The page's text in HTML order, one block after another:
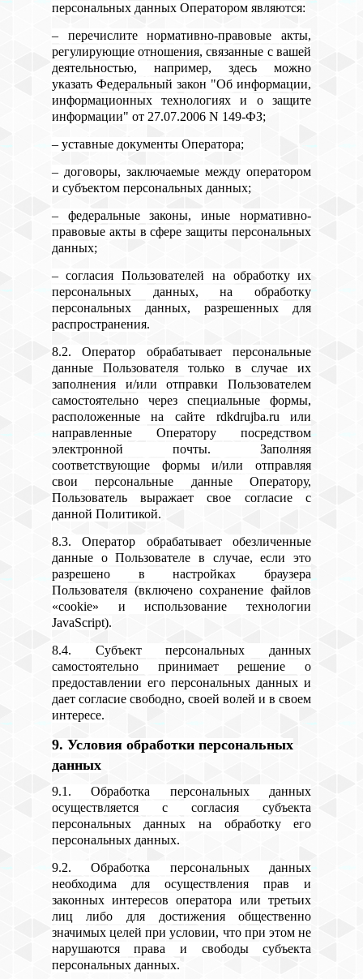
персональных данных Оператором являются:
– перечислите нормативно-правовые акты,
регулирующие отношения, связанные с вашей
деятельностью, например, здесь можно
указать Федеральный закон "Об информации,
информационных технологиях и о защите
информации" от 27.07.2006 N 149-ФЗ;
– уставные документы Оператора;
– договоры, заключаемые между оператором
и субъектом персональных данных;
– федеральные законы, иные нормативно-
правовые акты в сфере защиты персональных
данных;
– согласия Пользователей на обработку их
персональных данных, на обработку
персональных данных, разрешенных для
распространения.
8.2. Оператор обрабатывает персональные
данные Пользователя только в случае их
заполнения и/или отправки Пользователем
самостоятельно через специальные формы,
расположенные на сайте rdkdrujba.ru или
направленные Оператору посредством
электронной почты. Заполняя
соответствующие формы и/или отправляя
свои персональные данные Оператору,
Пользователь выражает свое согласие с
данной Политикой.
8.3. Оператор обрабатывает обезличенные
данные о Пользователе в случае, если это
разрешено в настройках браузера
Пользователя (включено сохранение файлов
«cookie» и использование технологии
JavaScript).
8.4. Субъект персональных данных
самостоятельно принимает решение о
предоставлении его персональных данных и
дает согласие свободно, своей волей и в своем
интересе.
9. Условия обработки персональных
данных
9.1. Обработка персональных данных
осуществляется с согласия субъекта
персональных данных на обработку его
персональных данных.
9.2. Обработка персональных данных
необходима для осуществления прав и
законных интересов оператора или третьих
лиц либо для достижения общественно
значимых целей при условии, что при этом не
нарушаются права и свободы субъекта
персональных данных.